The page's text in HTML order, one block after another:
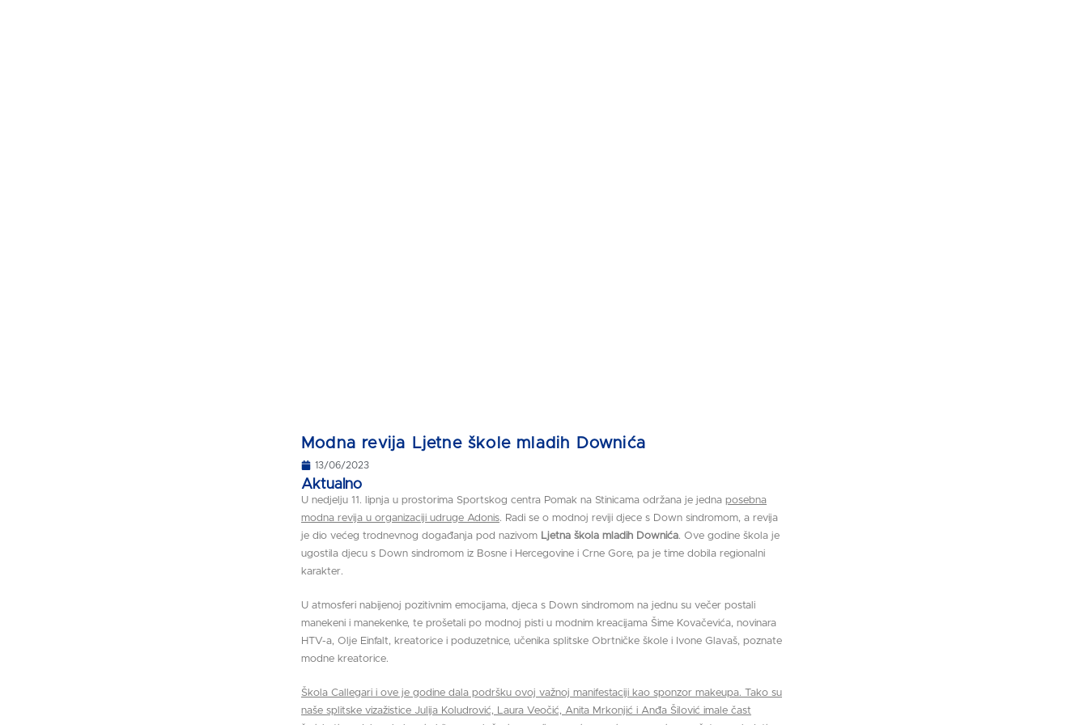
Modna revija Ljetne škole mladih Downića
13/06/2023
Aktualno
U nedjelju 11. lipnja u prostorima Sportskog centra Pomak na Stinicama održana je jedna posebna
modna revija u organizaciji udruge Adonis. Radi se o modnoj reviji djece s Down sindromom, a revija
je dio većeg trodnevnog događanja pod nazivom Ljetna škola mladih Downića. Ove godine škola je
ugostila djecu s Down sindromom iz Bosne i Hercegovine i Crne Gore, pa je time dobila regionalni
karakter.
U atmosferi nabijenoj pozitivnim emocijama, djeca s Down sindromom na jednu su večer postali
manekeni i manekenke, te prošetali po modnoj pisti u modnim kreacijama Šime Kovačevića, novinara
HTV-a, Olje Einfalt, kreatorice i poduzetnice, učenika splitske Obrtničke škole i Ivone Glavaš, poznate
modne kreatorice.
Škola Callegari i ove je godine dala podršku ovoj važnoj manifestaciji kao sponzor makeupa. Tako su
naše splitske vizažistice Julija Koludrović, Laura Veočić, Anita Mrkonjić i Anđa Šilović imale čast